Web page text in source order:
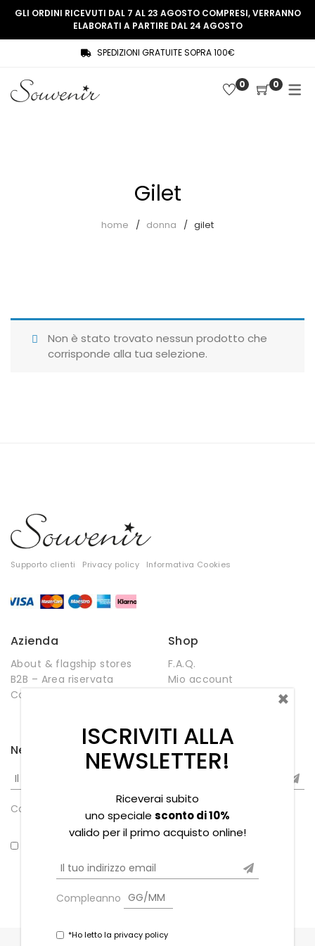
SHOP
Souvenir Privée
Giubbotti
Tute
Tutti
Gift Card
COLLEZIONE
THREE WOMEN, ONE MEMORY
GLI ORDINI RICEVUTI DAL 7 AL 23 AGOSTO COMPRESI, VERRANNO
ELABORATI A PARTIRE DAL 24 AGOSTO
SPEDIZIONI GRATUITE SOPRA 100€
0 0
Gilet
home donna gilet
Non è stato trovato nessun prodotto che
corrisponde alla tua selezione.
Supporto clienti Privacy policy Informativa Cookies
Azienda
About & flagship stores
B2B – Area riservata
Contatti
Shop
F.A.Q.
Mio account
Newsletter
Compleanno
ISCRIVITI ALLA
NEWSLETTER!
Riceverai subito
uno speciale sconto di 10%
valido per il primo acquisto online!
Compleanno
*Ho letto la privacy policy
×